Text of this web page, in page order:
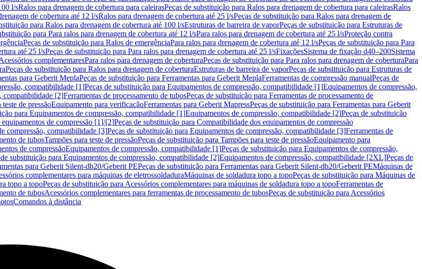
l/sRalos para drenagem de cobertura para caleirasPeças de substituição para Ralos para drenagem de cobertura para caleirasRalos
de cobertura até 12 l/sRalos para drenagem de cobertura até 25 l/sPeças de substituição para Ralos para drenagem de
para Ralos para drenagem de cobertura até 100 l/sEstruturas de barreira de vaporPeças de substituição para Estruturas de
para Para ralos para drenagem de cobertura até 12 l/sPara ralos para drenagem de cobertura até 25 l/sProteção contra
Peças de substituição para Ralos de emergênciaPara ralos para drenagem de cobertura até 12 l/sPeças de substituição para Para
até 25 l/sPeças de substituição para Para ralos para drenagem de cobertura até 25 l/sFixaçõesSistema de fixação d40–200Sistema
complementaresPara ralos para drenagem de coberturaPeças de substituição para Para ralos para drenagem de coberturaPara
Peças de substituição para Ralos para drenagem de coberturaEstruturas de barreira de vaporPeças de substituição para Estruturas de
para Geberit MeplaPeças de substituição para Ferramentas para Geberit MeplaFerramentas de compressão manualPeças de
compatibilidade [1]Peças de substituição para Equipamentos de compressão, compatibilidade [1]Equipamentos de compressão,
compatibilidade [2]Ferramentas de processamento de tubosPeças de substituição para Ferramentas de processamento de
de pressãoEquipamento para verificaçãoFerramentas para Geberit MapressPeças de substituição para Ferramentas para Geberit
para Equipamentos de compressão, compatibilidade [1]Equipamentos de compressão, compatibilidade [2]Peças de substituição
de compressão [1]/[2]Peças de substituição para Compatibilidade dos equipamentos de compressão
compressão, compatibilidade [3]Peças de substituição para Equipamentos de compressão, compatibilidade [3]Ferramentas de
de tubosTampões para teste de pressãoPeças de substituição para Tampões para teste de pressãoEquipamento para
de compressãoEquipamentos de compressão, compatibilidade [1]Peças de substituição para Equipamentos de compressão,
de substituição para Equipamentos de compressão, compatibilidade [2]Equipamentos de compressão, compatibilidade [2XL]Peças de
para Geberit Silent-db20/Geberit PEPeças de substituição para Ferramentas para Geberit Silent-db20/Geberit PEMáquinas de
complementares para máquinas de eletrossoldaduraMáquinas de soldadura topo a topoPeças de substituição para Máquinas de
topo a topoPeças de substituição para Acessórios complementares para máquinas de soldadura topo a topoFerramentas de
de tubosAcessórios complementares para ferramentas de processamento de tubosPeças de substituição para Acessórios
Comandos à distância